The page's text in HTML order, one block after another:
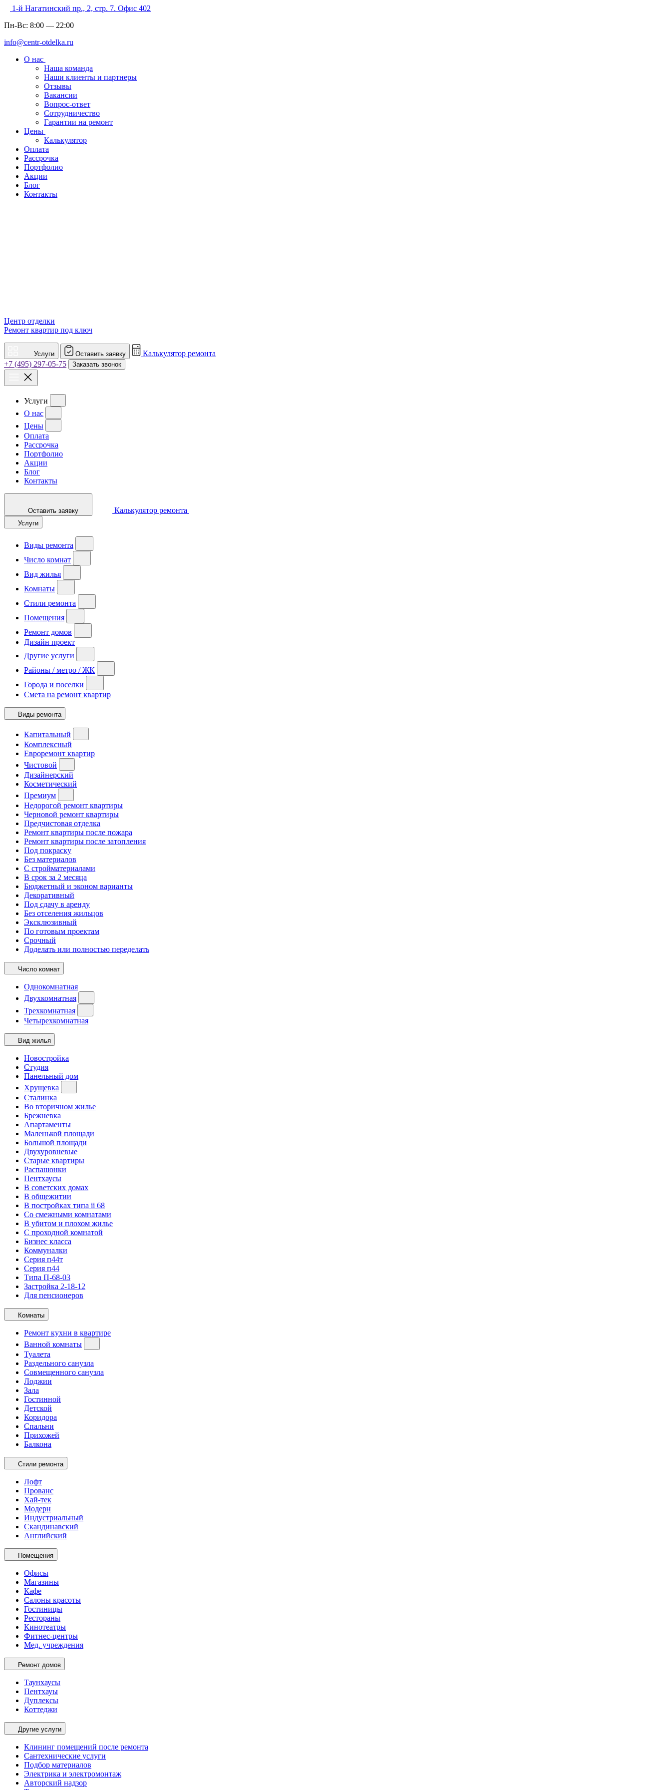
1-й Нагатинский пр., 2, стр. 7. Офис 402
Пн-Вс: 8:00 — 22:00
info@centr-otdelka.ru
О нас
Наша команда
Наши клиенты и партнеры
Отзывы
Вакансии
Вопрос-ответ
Сотрудничество
Гарантии на ремонт
Цены
Калькулятор
Оплата
Рассрочка
Портфолио
Акции
Блог
Контакты
Центр отделки
Ремонт квартир под ключ
Услуги Оставить заявку
Калькулятор ремонта
+7 (495) 297-05-75
Заказать звонок
Услуги
О нас
Цены
Оплата
Рассрочка
Портфолио
Акции
Блог
Контакты
Оставить заявку Калькулятор ремонта
Услуги
Виды ремонта
Число комнат
Вид жилья
Комнаты
Стили ремонта
Помещения
Ремонт домов
Дизайн проект
Другие услуги
Районы / метро / ЖК
Города и поселки
Смета на ремонт квартир
Виды ремонта
Капитальный
Комплексный
Евроремонт квартир
Чистовой
Дизайнерский
Косметический
Премиум
Недорогой ремонт квартиры
Черновой ремонт квартиры
Предчистовая отделка
Ремонт квартиры после пожара
Ремонт квартиры после затопления
Под покраску
Без материалов
С стройматериалами
В срок за 2 месяца
Бюджетный и эконом варианты
Декоративный
Под сдачу в аренду
Без отселения жильцов
Эксклюзивный
По готовым проектам
Срочный
Доделать или полностью переделать
Число комнат
Однокомнатная
Двухкомнатная
Трехкомнатная
Четырехкомнатная
Вид жилья
Новостройка
Студия
Панельный дом
Хрущевка
Сталинка
Во вторичном жилье
Брежневка
Апартаменты
Маленькой площади
Большой площади
Двухуровневые
Старые квартиры
Распашонки
Пентхаусы
В советских домах
В общежитии
В постройках типа ii 68
Со смежными комнатами
В убитом и плохом жилье
С проходной комнатой
Бизнес класса
Коммуналки
Серия п44т
Серия п44
Типа П-68-03
Застройка 2-18-12
Для пенсионеров
Комнаты
Ремонт кухни в квартире
Ванной комнаты
Туалета
Раздельного санузла
Совмещенного санузла
Лоджии
Зала
Гостинной
Детской
Коридора
Спальни
Прихожей
Балкона
Стили ремонта
Лофт
Прованс
Хай-тек
Модерн
Индустриальный
Скандинавский
Английский
Помещения
Офисы
Магазины
Кафе
Салоны красоты
Гостиницы
Рестораны
Кинотеатры
Фитнес-центры
Мед. учреждения
Ремонт домов
Таунхаусы
Пентхауы
Дуплексы
Коттеджи
Другие услуги
Клининг помещений после ремонта
Сантехнические услуги
Подбор материалов
Электрика и электромонтаж
Авторский надзор